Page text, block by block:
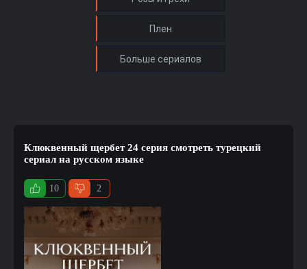
Клюквенный щербет 24 серия смотреть турецкий
сериал на русском языке
10 2